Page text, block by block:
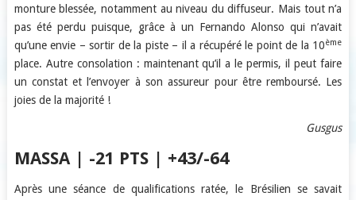
monture blessée, notamment au niveau du diffuseur. Mais tout n’a
pas été perdu puisque, grâce à un Fernando Alonso qui n’avait
qu’une envie – sortir de la piste – il a récupéré le point de la 10ème
place. Autre consolation : maintenant qu’il a le permis, il peut faire
un constat et l’envoyer à son assureur pour être remboursé. Les
joies de la majorité !
Gusgus
MASSA | -21 PTS | +43/-64
Après une séance de qualifications ratée, le Brésilien se savait